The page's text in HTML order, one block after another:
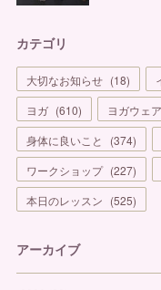
カテゴリ
大切なお知らせ (18)
ヨガ (610) ヨガウェア
身体に良いこと
(374)
ワークショップ (227)
本日のレッスン (525)
アーカイブ